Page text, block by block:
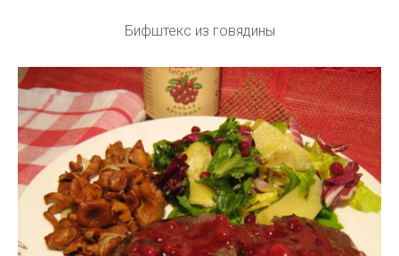
Бифштекс из говядины